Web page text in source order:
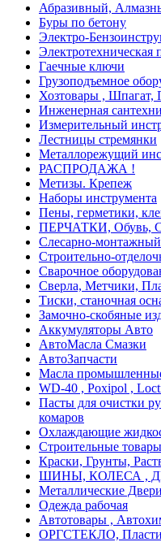
Абразивный,
Буры по бетону
Электро-
Электротехническая
Гаечные ключи
Грузоподъемное
Хозтовары , Шпагат,
Инженерная
Измерительный
Лестницы стремянки
Металлорежущий
РАСПРОДАЖА !
Метизы. Крепеж
Наборы инструмента
Пены, герметики,
ПЕРЧАТКИ, Обувь,
Слесарно-
Строительно-
Сварочное
Сверла, Метчики,
Тиски, станочная
Замочно-скобяные
Аккумуляторы Авто
АвтоМасла Смазки
АвтоЗапчасти
Масла
WD-40 , Poxipol ,
Пасты для очистки
комаров
Охлаждающие
Строительные товары
Краски, Грунты,
ШИНЫ, КОЛЕСА ,
Металлические
Одежда рабочая
Автотовары ,
ОРГСТЕКЛО,